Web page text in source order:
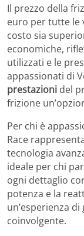
Il prezzo della
euro per tutte le
costo sia
economiche,
utilizzati e le
appassionati di
prestazioni del
frizione
Per chi è
Race
tecnologia
ideale per chi
ogni dettaglio
potenza e la
un’esperienza
coinvolgente.